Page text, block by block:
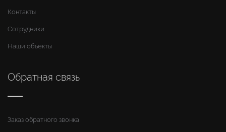
Контакты
Сотрудники
Наши объекты
Обратная связь
Заказ обратного звонка